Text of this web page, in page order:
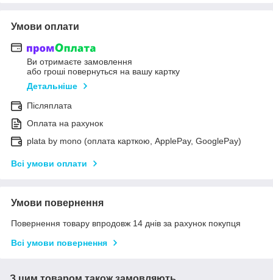
Умови оплати
Ви отримаєте замовлення
або гроші повернуться на вашу картку
Детальніше
Післяплата
Оплата на рахунок
plata by mono (оплата карткою, ApplePay, GooglePay)
Всі умови оплати
Умови повернення
Повернення товару впродовж 14 днів за рахунок покупця
Всі умови повернення